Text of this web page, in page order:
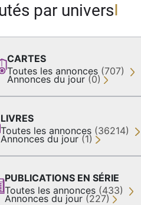
par univers
CARTES
Toutes les annonces (707)
Annonces du jour (0)
LIVRES
Toutes les annonces (36214)
Annonces du jour (1)
PUBLICATIONS EN SÉRIE
Toutes les annonces (433)
Annonces du jour (227)